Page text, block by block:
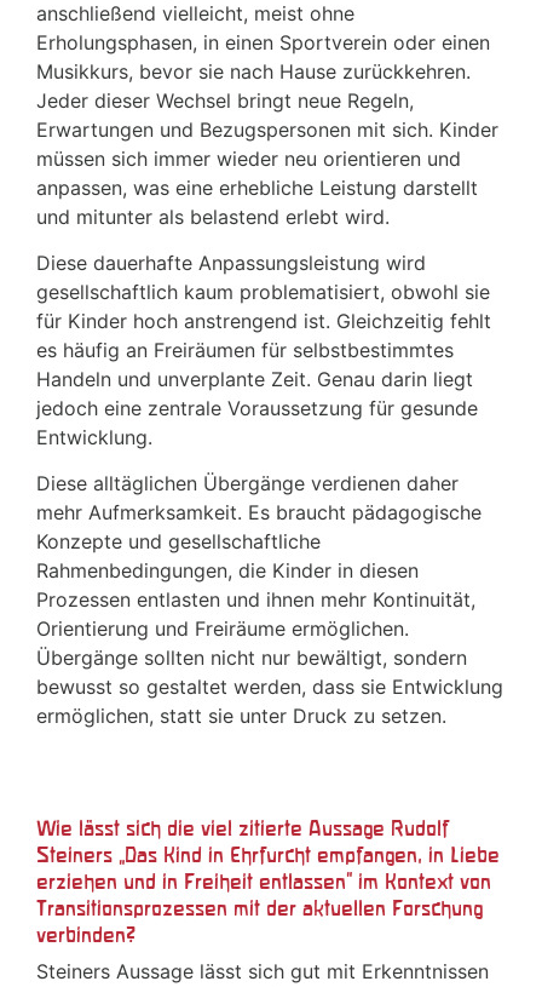
anschließend vielleicht, meist ohne
Erholungsphasen, in einen Sportverein oder einen
Musikkurs, bevor sie nach Hause zurückkehren.
Jeder dieser Wechsel bringt neue Regeln,
Erwartungen und Bezugspersonen mit sich. Kinder
müssen sich immer wieder neu orientieren und
anpassen, was eine erhebliche Leistung darstellt
und mitunter als belastend erlebt wird.
Diese dauerhafte Anpassungsleistung wird
gesellschaftlich kaum problematisiert, obwohl sie
für Kinder hoch anstrengend ist. Gleichzeitig fehlt
es häufig an Freiräumen für selbstbestimmtes
Handeln und unverplante Zeit. Genau darin liegt
jedoch eine zentrale Voraussetzung für gesunde
Entwicklung.
Diese alltäglichen Übergänge verdienen daher
mehr Aufmerksamkeit. Es braucht pädagogische
Konzepte und gesellschaftliche
Rahmenbedingungen, die Kinder in diesen
Prozessen entlasten und ihnen mehr Kontinuität,
Orientierung und Freiräume ermöglichen.
Übergänge sollten nicht nur bewältigt, sondern
bewusst so gestaltet werden, dass sie Entwicklung
ermöglichen, statt sie unter Druck zu setzen.
Wie lässt sich die viel zitierte Aussage Rudolf
Steiners „Das Kind in Ehrfurcht empfangen, in Liebe
erziehen und in Freiheit entlassen“ im Kontext von
Transitionsprozessen mit der aktuellen Forschung
verbinden?
Steiners Aussage lässt sich gut mit Erkenntnissen